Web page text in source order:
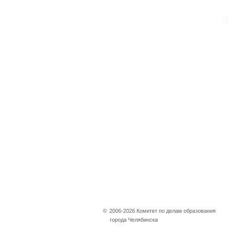
© 2006-2026 Комитет по делам образования
города Челябинска